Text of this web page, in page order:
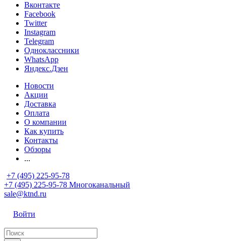
Вконтакте
Facebook
Twitter
Instagram
Telegram
Одноклассники
WhatsApp
Яндекс.Дзен
Новости
Акции
Доставка
Оплата
О компании
Как купить
Контакты
Обзоры
...
+7 (495) 225-95-78
+7 (495) 225-95-78 Многоканальный
sale@ktnd.ru
Войти